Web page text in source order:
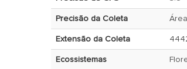
Precisão da Coleta
Extensão da Coleta
Ecossistemas